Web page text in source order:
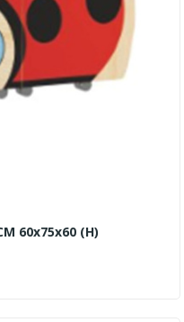
60x75x60 (H)